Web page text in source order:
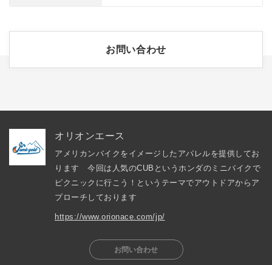
お問い合わせ
オリオンエース
アメリカンバイクをイメージしたアパレルを提供してお
ります　今回は人気のCUBというホンダのミニバイクで
ピクニックに行こう！というテーマでアウトドアからア
プローチしております
https://www.orionace.com/jp/
お問い合わせ